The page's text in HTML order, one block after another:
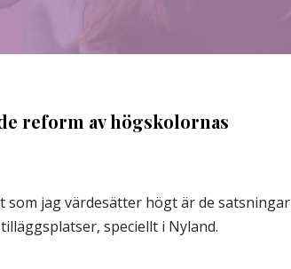
reform av högskolornas
jag värdesätter högt är de satsningar
speciellt i Nyland.